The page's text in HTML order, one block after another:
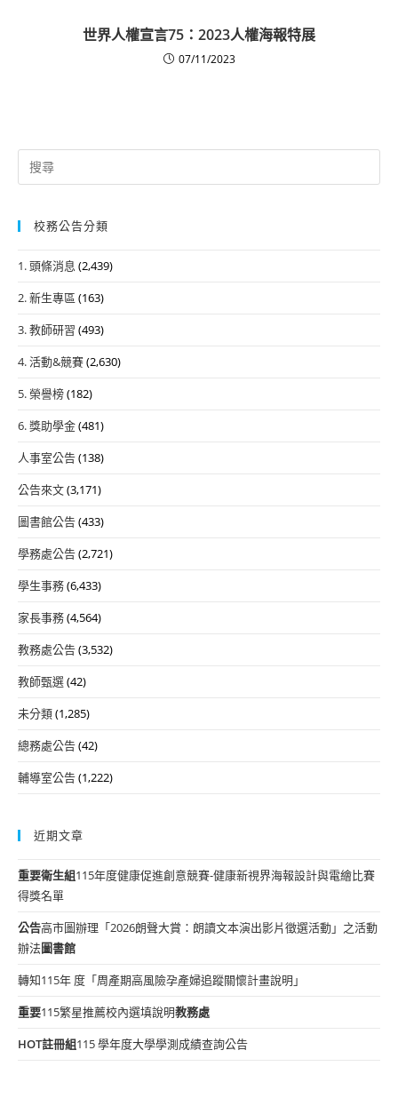
世界人權宣言75：2023人權海報特展
07/11/2023
Search
for:
校務公告分類
1. 頭條消息 (2,439)
2. 新生專區 (163)
3. 教師研習 (493)
4. 活動&競賽(2,630)
5. 榮譽榜(182)
6. 獎助學金(481)
人事室公告(138)
公告來文(3,171)
圖書館公告(433)
學務處公告(2,721)
學生事務(6,433)
家長事務(4,564)
教務處公告(3,532)
教師甄選(42)
未分類(1,285)
總務處公告(42)
輔導室公告(1,222)
近期文章
重要衛生組115年度健康促進創意競賽-健康新視界海報設計與電繪比賽
得獎名單
公告高市圖辦理「2026朗聲大賞：朗讀文本演出影片徵選活動」之活動
辦法圖書館
轉知115年 度「周產期高風險孕產婦追蹤關懷計畫說明」
重要115繁星推薦校內選填說明教務處
HOT註冊組115 學年度大學學測成績查詢公告